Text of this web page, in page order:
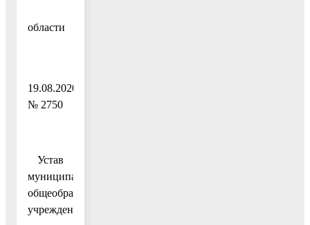
области
19.08.2020
№ 2750
Устав
муниципального
общеобразовательного
учреждения